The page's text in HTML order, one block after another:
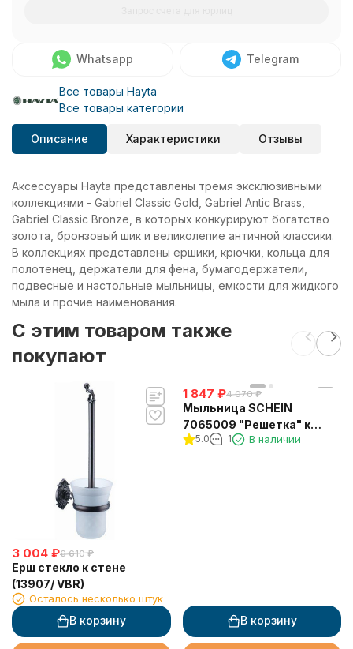
Whatsapp Telegram
Все товары Hayta
Все товары категории
Описание Характеристики Отзывы
Аксессуары Hayta представлены тремя эксклюзивными
коллекциями - Gabriel Classic Gold, Gabriel Antic Brass,
Gabriel Classic Bronze, в которых конкурируют богатство
золота, бронзовый шик и великолепие античной классики.
В коллекциях представлены ершики, крючки, кольца для
полотенец, держатели для фена, бумагодержатели,
подвесные и настольные мыльницы, емкости для жидкого
мыла и прочие наименования.
C этим товаром также
покупают
3 004 ₽6 610 ₽
Ерш стекло к стене
(13907/ VBR)
Осталось несколько штук
В корзину
1 847 ₽4 070 ₽
Мыльница SCHEIN
7065009 "Решетка" к
стене
5.0 1 В наличии
В корзину